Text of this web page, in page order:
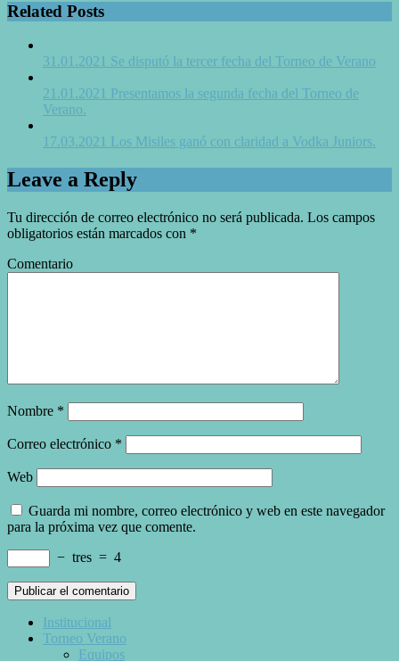
Related Posts
31.01.2021 Se disputó la tercer fecha del Torneo de Verano
21.01.2021 Presentamos la segunda fecha del Torneo de
Verano.
17.03.2021 Los Misiles ganó con claridad a Vodka Juniors.
Leave a Reply
Tu dirección de correo electrónico no será publicada. Los campos
obligatorios están marcados con *
Comentario
Nombre *
Correo electrónico *
Web
Guarda mi nombre, correo electrónico y web en este navegador
para la próxima vez que comente.
− tres = 4
Institucional
Torneo Verano
Equipos